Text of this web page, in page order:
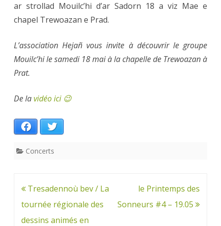
ar strollad Mouilc’hi d’ar Sadorn 18 a viz Mae e
chapel Trewoazan e Prad.
L’association Hejañ vous invite à découvrir le groupe
Mouilc’hi le samedi 18 mai à la chapelle de Trewoazan à
Prat.
De lavidéo ici 😉
Facebook
Concerts
Navigation
de
l’article
Tresadennoù bev / La
tournée régionale des
dessins animés en
le Printemps des
Sonneurs #4 – 19.05